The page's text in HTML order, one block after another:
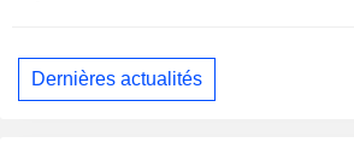
Dernières actualités